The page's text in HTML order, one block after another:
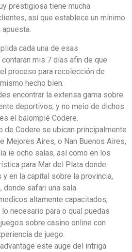
prestigiosa tiene mucha
así que establece un mínimo
cada una de esas
mis 7 días afin de que
proceso para recolección de
hecho bien.
encontrar la extensa gama sobre
deportivos; y no meio de dichos
el balompié Codere.
de Codere se ubican principalmente
Mejores Aires, o Nan Buenos Aires,
ie ocho salas, así como en los
para Mar del Plata donde
y en la capital sobre la provincia,
safari una sala.
altamente capacitados,
necesario para o qual puedas
sobre casino online con
de juego.
este auge del intriga